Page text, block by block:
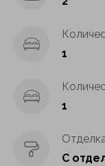
1
1
C